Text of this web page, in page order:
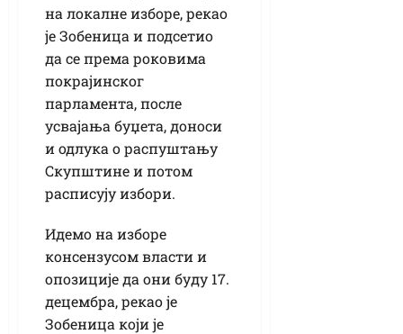
на локалне изборе, рекао
је Зобеница и подсетио
да се према роковима
покрајинског
парламента, после
усвајања буџета, доноси
и одлука о распуштању
Скупштине и потом
расписују избори.
Идемо на изборе
консензусом власти и
опозиције да они буду 17.
децембра, рекао је
Зобеница који је